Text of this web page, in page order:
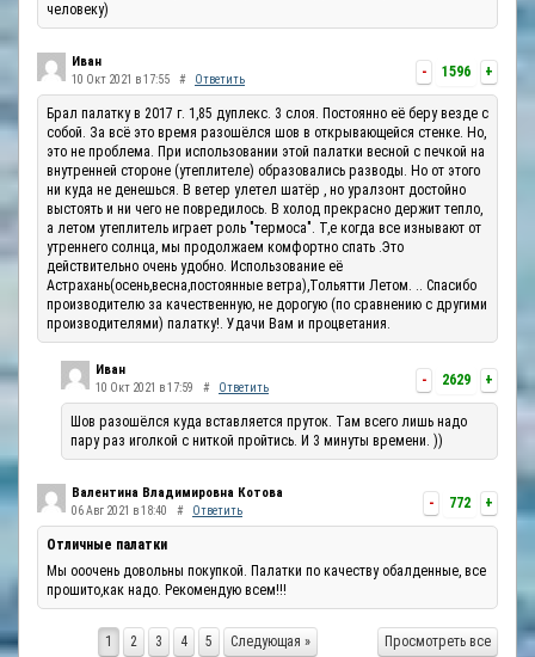
человеку)
- 1596 +
Иван
10 Окт 2021 в 17:55 # Ответить
Брал палатку в 2017 г. 1,85 дуплекс. 3 слоя. Постоянно её беру везде с
собой. За всё это время разошёлся шов в открывающейся стенке. Но,
это не проблема. При использовании этой палатки весной с печкой на
внутренней стороне (утеплителе) образовались разводы. Но от этого
ни куда не денешься. В ветер улетел шатёр , но уралзонт достойно
выстоять и ни чего не повредилось. В холод прекрасно держит тепло,
а летом утеплитель играет роль "термоса". Т,е когда все изнывают от
утреннего солнца, мы продолжаем комфортно спать .Это
действительно очень удобно. Использование её
Астрахань(осень,весна,постоянные ветра),Тольятти Летом. .. Спасибо
производителю за качественную, не дорогую (по сравнению с другими
производителями) палатку!. Удачи Вам и процветания.
- 2629 +
Иван
10 Окт 2021 в 17:59 # Ответить
Шов разошёлся куда вставляется пруток. Там всего лишь надо
пару раз иголкой с ниткой пройтись. И 3 минуты времени. ))
- 772 +
Валентина Владимировна Котова
06 Авг 2021 в 18:40 # Ответить
Отличные палатки
Мы ооочень довольны покупкой. Палатки по качеству обалденные, все
прошито,как надо. Рекомендую всем!!!
Просмотреть все
1 2 3 4 5 Следующая »